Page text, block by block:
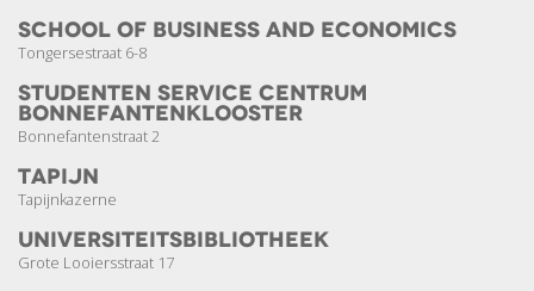
School of Business and Economics
Tongersestraat 6-8
Studenten Service Centrum
Bonnefanten­klooster
Bonnefantenstraat 2
Tapijn
Tapijnkazerne
Universiteits­bibliotheek
Grote Looiersstraat 17